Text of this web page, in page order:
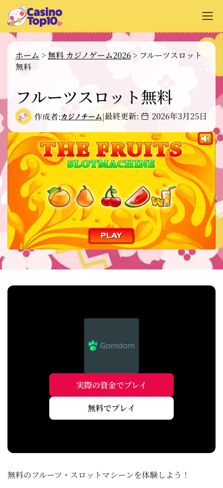
カジノサイトのレビュー
支払い方法
カジノゲーム解説 +
無料ゲーム +
ホーム >無料 カジノゲーム2026 > フルーツスロット
無料
フルーツスロット無料
作成者:カジノチーム|最終更新: 2026年3月25日
実際の資金でプレイ
無料でプレイ
無料のフルーツ・スロットマシーンを体験しよう！